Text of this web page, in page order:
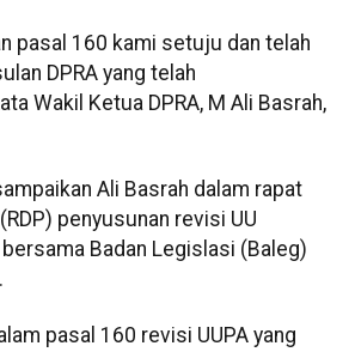
pasal 160 kami setuju dan telah
DPRA yang telah
Wakil Ketua DPRA, M Ali Basrah,
Ali Basrah dalam rapat
penyusunan revisi UU
Badan Legislasi (Baleg)
pasal 160 revisi UUPA yang